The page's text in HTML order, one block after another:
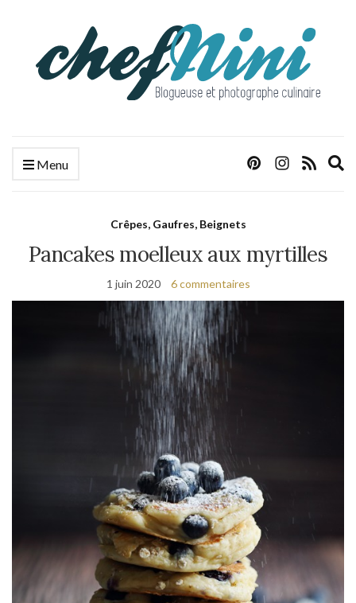
Menu
Crêpes, Gaufres, Beignets
Pancakes moelleux aux myrtilles
1 juin 2020 6 commentaires